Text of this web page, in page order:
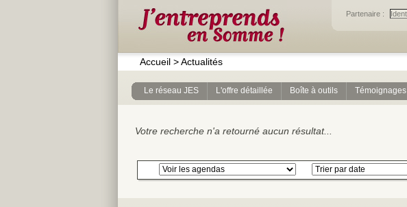
Partenaire :
Accueil >Actualités
Le réseau JES L'offre détaillée Boîte à outils Témoignages
Votre recherche n'a retourné aucun résultat...